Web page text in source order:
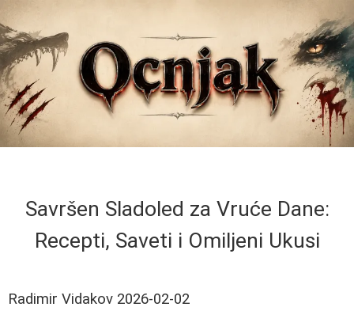
Savršen Sladoled za Vruće Dane:
Recepti, Saveti i Omiljeni Ukusi
Radimir Vidakov 2026-02-02